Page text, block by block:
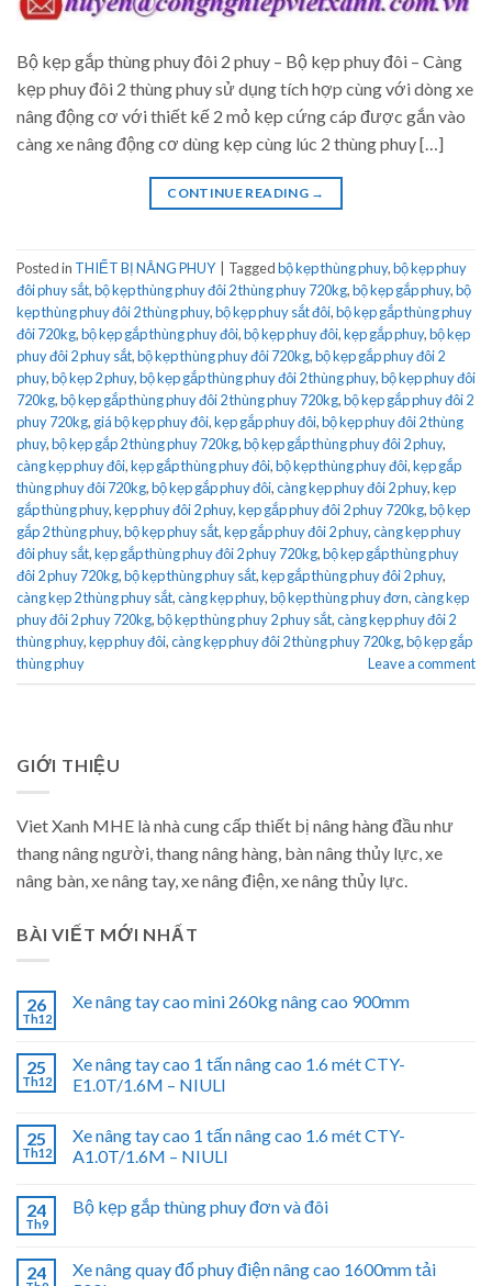
Bộ kẹp gắp thùng phuy đôi 2 phuy – Bộ kẹp phuy đôi – Càng
kẹp phuy đôi 2 thùng phuy sử dụng tích hợp cùng với dòng xe
nâng động cơ với thiết kế 2 mỏ kẹp cứng cáp được gắn vào
càng xe nâng động cơ dùng kẹp cùng lúc 2 thùng phuy […]
CONTINUE READING →
Posted in THIẾT BỊ NÂNG PHUY Taggedbộ kẹp thùng phuy,bộ kẹp phuy
đôi phuy sắt,bộ kẹp thùng phuy đôi 2 thùng phuy 720kg,bộ kẹp gắp phuy,bộ
kẹp thùng phuy đôi 2 thùng phuy,bộ kẹp phuy sắt đôi,bộ kẹp gắp thùng phuy
đôi 720kg,bộ kẹp gắp thùng phuy đôi,bộ kẹp phuy đôi,kẹp gắp phuy,bộ kẹp
phuy đôi 2 phuy sắt,bộ kẹp thùng phuy đôi 720kg,bộ kẹp gắp phuy đôi 2
phuy,bộ kẹp 2 phuy,bộ kẹp gắp thùng phuy đôi 2 thùng phuy,bộ kẹp phuy đôi
720kg,bộ kẹp gắp thùng phuy đôi 2 thùng phuy 720kg,bộ kẹp gắp phuy đôi 2
phuy 720kg, giá bộ kẹp phuy đôi,kẹp gắp phuy đôi,bộ kẹp phuy đôi 2 thùng
phuy,bộ kẹp gắp 2 thùng phuy 720kg,bộ kẹp gắp thùng phuy đôi 2 phuy,
càng kẹp phuy đôi,kẹp gắp thùng phuy đôi,bộ kẹp thùng phuy đôi,kẹp gắp
thùng phuy đôi 720kg,bộ kẹp gắp phuy đôi,càng kẹp phuy đôi 2 phuy,kẹp
gắp thùng phuy,kẹp phuy đôi 2 phuy,kẹp gắp phuy đôi 2 phuy 720kg,bộ kẹp
gắp 2 thùng phuy,bộ kẹp phuy sắt,kẹp gắp phuy đôi 2 phuy,càng kẹp phuy
đôi phuy sắt,kẹp gắp thùng phuy đôi 2 phuy 720kg,bộ kẹp gắp thùng phuy
đôi 2 phuy 720kg,bộ kẹp thùng phuy sắt,kẹp gắp thùng phuy đôi 2 phuy,
càng kẹp 2 thùng phuy sắt,càng kẹp phuy,bộ kẹp thùng phuy đơn,càng kẹp
phuy đôi 2 phuy 720kg,bộ kẹp thùng phuy 2 phuy sắt,càng kẹp phuy đôi 2
thùng phuy,kẹp phuy đôi,càng kẹp phuy đôi 2 thùng phuy 720kg,bộ kẹp gắp
thùng phuy
Leave a comment
GIỚI THIỆU
Viet Xanh MHE là nhà cung cấp thiết bị nâng hàng đầu như
thang nâng người, thang nâng hàng, bàn nâng thủy lực, xe
nâng bàn, xe nâng tay, xe nâng điện, xe nâng thủy lực.
BÀI VIẾT MỚI NHẤT
26
Th12
Xe nâng tay cao mini 260kg nâng cao 900mm
25
Th12
Xe nâng tay cao 1 tấn nâng cao 1.6 mét CTY-
E1.0T/1.6M – NIULI
25
Th12
Xe nâng tay cao 1 tấn nâng cao 1.6 mét CTY-
A1.0T/1.6M – NIULI
24
Th9
Bộ kẹp gắp thùng phuy đơn và đôi
24
Xe nâng quay đổ phuy điện nâng cao 1600mm tải